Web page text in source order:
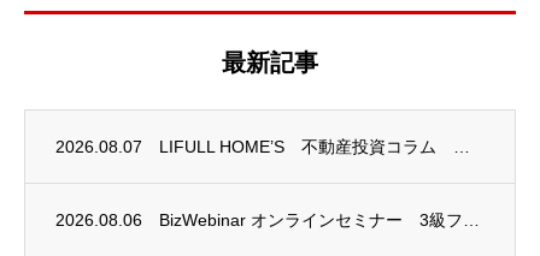
最新記事
2026.08.07
2026.08.06